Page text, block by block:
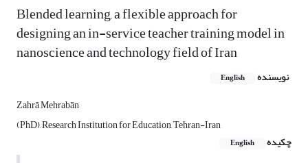
Blended learning, a flexible approach for
designing an in-service teacher training model in
nanoscience and technology field of Iran
نویسنده English
Zahrā Mehrabān
(PhD), Research Institution for Education, Tehran-Iran
چکیده
English